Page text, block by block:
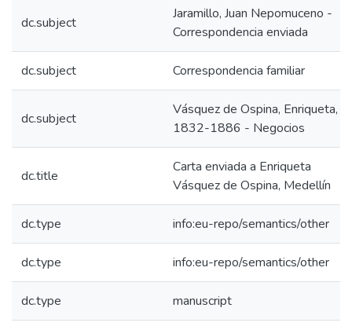
dc.subject
Jaramillo, Juan Nepomuceno -
Correspondencia enviada
dc.subject Correspondencia familiar
dc.subject
Vásquez de Ospina, Enriqueta,
1832-1886 - Negocios
dc.title
Carta enviada a Enriqueta
Vásquez de Ospina, Medellín
dc.type info:eu-repo/semantics/other
dc.type info:eu-repo/semantics/other
dc.type manuscript